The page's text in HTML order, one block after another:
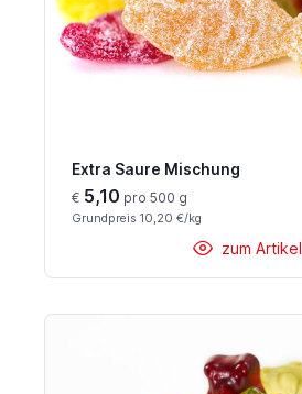
Extra Saure Mischung
€ 5,10 pro 500 g
Grundpreis 10,20 €/kg
zum Artikel